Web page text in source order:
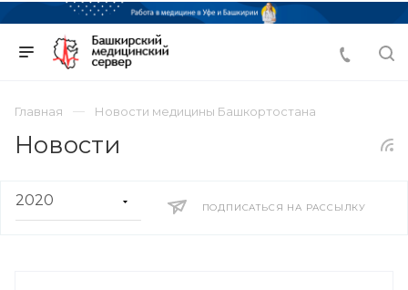
Главная Новости медицины Башкортостана
Новости
ПОДПИСАТЬСЯ НА РАССЫЛКУ